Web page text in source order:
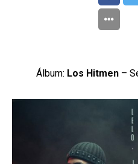
Álbum: Los Hitmen–